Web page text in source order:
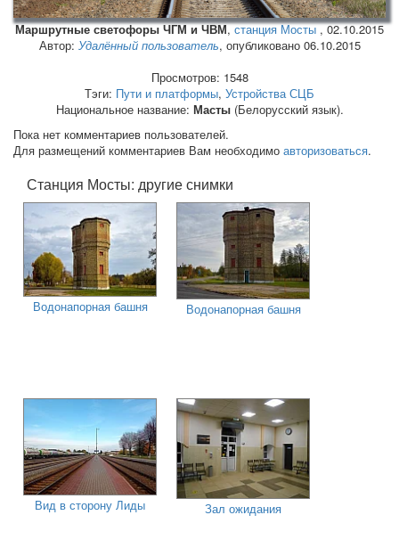
Маршрутные светофоры ЧГМ и ЧВМ,станция Мосты ,02.10.2015
Автор: Удалённый пользователь, опубликовано 06.10.2015
Просмотров: 1548
Тэги: Пути и платформы, Устройства СЦБ
Национальное название: Масты(Белорусский язык).
Пока нет комментариев пользователей.
Для размещений комментариев Вам необходимо авторизоваться.
Станция Мосты: другие снимки
Водонапорная башня Водонапорная башня
Вид в сторону Лиды Зал ожидания